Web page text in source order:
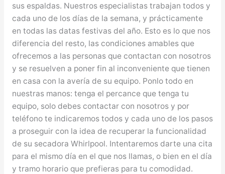
sus espaldas. Nuestros especialistas trabajan todos y
cada uno de los días de la semana, y prácticamente
en todas las datas festivas del año. Esto es lo que nos
diferencia del resto, las condiciones amables que
ofrecemos a las personas que contactan con nosotros
y se resuelven a poner fin al inconveniente que tienen
en casa con la avería de su equipo. Ponlo todo en
nuestras manos: tenga el percance que tenga tu
equipo, solo debes contactar con nosotros y por
teléfono te indicaremos todos y cada uno de los pasos
a proseguir con la idea de recuperar la funcionalidad
de su secadora Whirlpool. Intentaremos darte una cita
para el mismo día en el que nos llamas, o bien en el día
y tramo horario que prefieras para tu comodidad.